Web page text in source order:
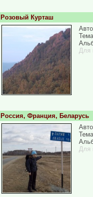
Розовый Курташ
Для
Россия, Франция, Беларусь
Для